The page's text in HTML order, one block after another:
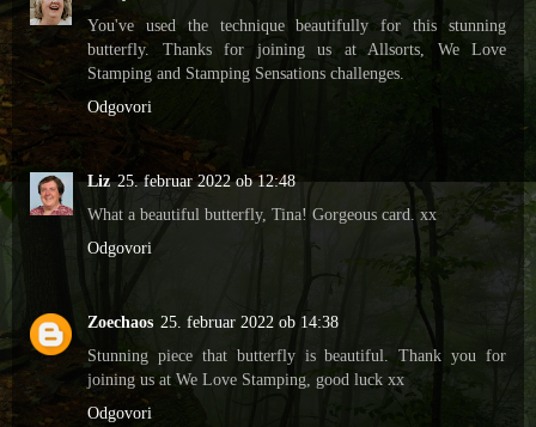
You've used the technique beautifully for this stunning
butterfly. Thanks for joining us at Allsorts, We Love
Stamping and Stamping Sensations challenges.
Odgovori
Liz 25. februar 2022 ob 12:48
What a beautiful butterfly, Tina! Gorgeous card. xx
Odgovori
Zoechaos 25. februar 2022 ob 14:38
Stunning piece that butterfly is beautiful. Thank you for
joining us at We Love Stamping, good luck xx
Odgovori